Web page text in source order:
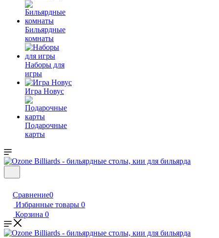
Бильярдные
комнаты
Наборы для
игры
Игра Новус
Подарочные
карты
Сравнение0
Избранные товары 0
Корзина 0